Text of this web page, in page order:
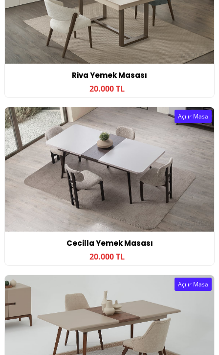
Riva Yemek Masası
20.000 TL
Cecilla Yemek Masası
20.000 TL
Açılır Masa
Açılır Masa